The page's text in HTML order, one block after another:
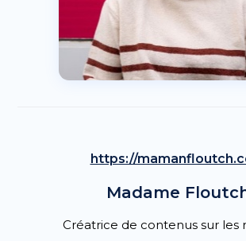
https://
Madame
Créatrice de contenus sur les